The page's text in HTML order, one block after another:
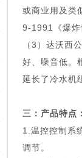
或商业用及类
9-1991《爆炸
（3）达沃西
好、噪音低。
延长了冷水机
三：产品特点
1.温控控制系
调节。